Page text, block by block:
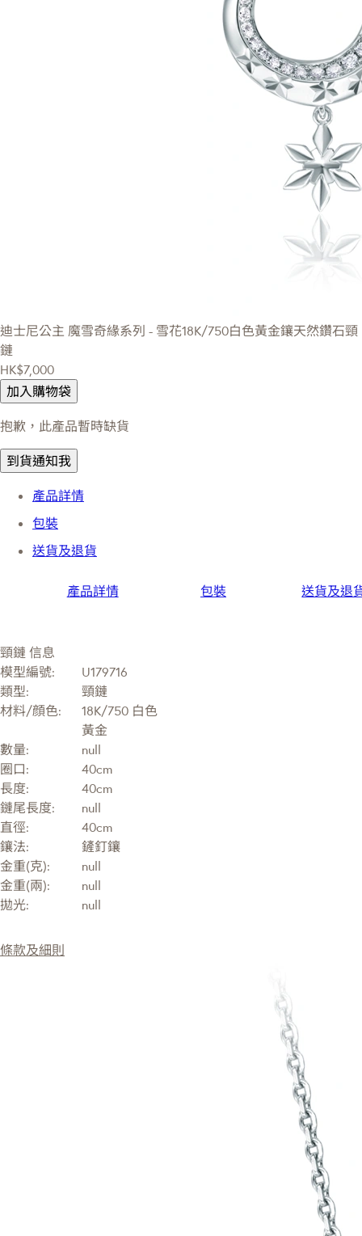
迪士尼公主 魔雪奇緣系列 - 雪花18K/750白色黃金鑲天然鑽石頸
鏈
HK$7,000
加入購物袋
抱歉，此產品暫時缺貨
到貨通知我
產品詳情
包裝
送貨及退貨
產品詳情 包裝 送貨及退
頸鏈 信息
模型編號:
U179716
類型:
頸鏈
材料/顔色:
18K/750 白色
黃金
數量:
null
圈口:
40cm
長度:
40cm
鏈尾長度:
null
直徑:
40cm
鑲法:
鏟釘鑲
金重(克):
null
金重(兩):
null
拋光:
null
條款及細則